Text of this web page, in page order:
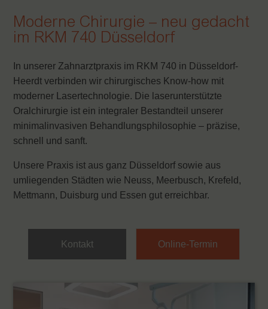
Moderne Chirurgie – neu gedacht
im RKM 740 Düsseldorf
In unserer Zahnarztpraxis im RKM 740 in Düsseldorf-
Heerdt verbinden wir chirurgisches Know-how mit
moderner Lasertechnologie. Die laserunterstützte
Oralchirurgie ist ein integraler Bestandteil unserer
minimalinvasiven Behandlungsphilosophie – präzise,
schnell und sanft.
Unsere Praxis ist aus ganz Düsseldorf sowie aus
umliegenden Städten wie Neuss, Meerbusch, Krefeld,
Mettmann, Duisburg und Essen gut erreichbar.
Kontakt Online-Termin